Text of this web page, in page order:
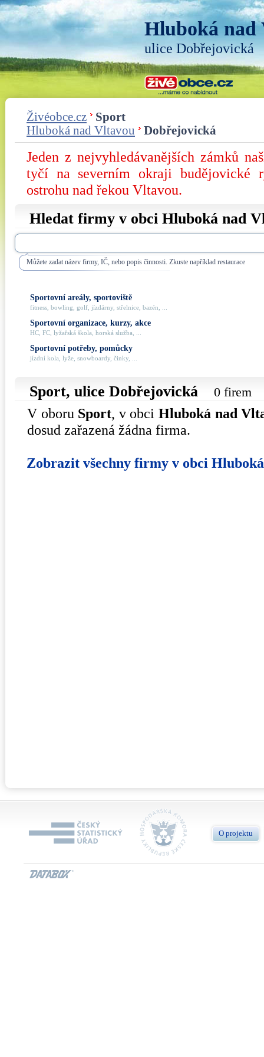
Hluboká nad
ulice Dobřejovická
Živéobce.cz
Sport
Hluboká nad Vltavou
Dobřejovická
Jeden z nejvyhledávanějších zámků
tyčí na severním okraji budějovické
ostrohu nad řekou Vltavou.
Hledat firmy v obci Hluboká nad
Můžete zadat název firmy, IČ, nebo popis činnosti. Zkuste například restaurace
Sportovní areály, sportoviště
fitness, bowling, golf, jízdárny, střelnice, bazén, ...
Sportovní organizace, kurzy, akce
HC, FC, lyžařská škola, horská služba, ...
Sportovní potřeby, pomůcky
jízdní kola, lyže, snowboardy, činky, ...
Sport, ulice Dobřejovická 0 firem
V oboru Sport, v obciHluboká nad
dosud zařazená žádna firma.
Zobrazit všechny firmy v obci
O projektu